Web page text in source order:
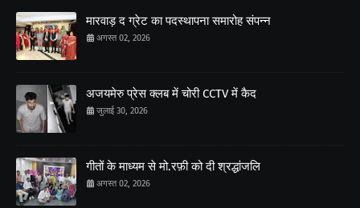
मारवाड़ द ग्रेट का पदस्थापना समारोह संपन्न
अगस्त 02, 2026
अजयमेरु प्रेस क्लब में चोरी CCTV में कैद
जुलाई 30, 2026
गीतों के माध्यम से मो.रफ़ी को दी श्रद्धांजलि
अगस्त 02, 2026